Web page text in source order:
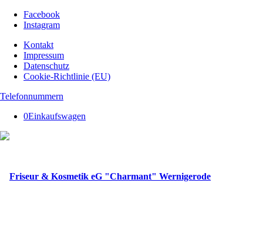
Facebook
Instagram
Kontakt
Impressum
Datenschutz
Cookie-Richtlinie (EU)
Telefonnummern
0Einkaufswagen